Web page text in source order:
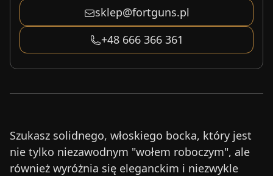
sklep@fortguns.pl
+48 666 366 361
Szukasz solidnego, włoskiego bocka, który jest
nie tylko niezawodnym "wołem roboczym", ale
również wyróżnia się eleganckim i niezwykle